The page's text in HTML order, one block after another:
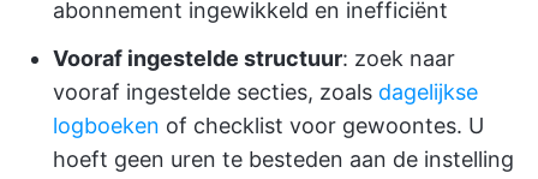
abonnement ingewikkeld en inefficiënt
Vooraf ingestelde structuur: zoek naar
vooraf ingestelde secties, zoals dagelijkse
logboeken of checklist voor gewoontes. U
hoeft geen uren te besteden aan de instelling